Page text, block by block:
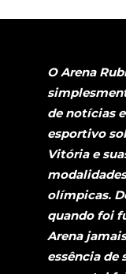
O Arena
de notícias
esportivo
Vitória e
olímpicas.
quando foi
Arena
essência de